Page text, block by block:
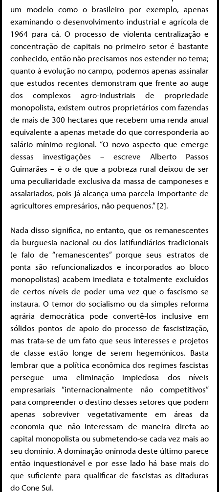
um modelo como o brasileiro por exemplo, apenas
examinando o desenvolvimento industrial e agrícola de
1964 para cá. O processo de violenta centralização e
concentração de capitais no primeiro setor é bastante
conhecido, então não precisamos nos estender no tema;
quanto à evolução no campo, podemos apenas assinalar
que estudos recentes demonstram que frente ao auge
dos complexos agro-industriais de propriedade
monopolista, existem outros proprietários com fazendas
de mais de 300 hectares que recebem uma renda anual
equivalente a apenas metade do que corresponderia ao
salário mínimo regional. “O novo aspecto que emerge
dessas investigações – escreve Alberto Passos
Guimarães – é o de que a pobreza rural deixou de ser
uma peculiaridade exclusiva da massa de camponeses e
assalariados, pois já alcança uma parcela importante de
agricultores empresários, não pequenos.” [2].
Nada disso significa, no entanto, que os remanescentes
da burguesia nacional ou dos latifundiários tradicionais
(e falo de “remanescentes” porque seus estratos de
ponta são refuncionalizados e incorporados ao bloco
monopolistas) acabem imediata e totalmente excluídos
de certos níveis de poder uma vez que o fascismo se
instaura. O temor do socialismo ou da simples reforma
agrária democrática pode convertê-los inclusive em
sólidos pontos de apoio do processo de fascistização,
mas trata-se de um fato que seus interesses e projetos
de classe estão longe de serem hegemônicos. Basta
lembrar que a política econômica dos regimes fascistas
persegue uma eliminação impiedosa dos níveis
empresariais “internacionalmente não competitivos”
para compreender o destino desses setores que podem
apenas sobreviver vegetativamente em áreas da
economia que não interessam de maneira direta ao
capital monopolista ou submetendo-se cada vez mais ao
seu domínio. A dominação onímoda deste último parece
então inquestionável e por esse lado há base mais do
que suficiente para qualificar de fascistas as ditaduras
do Cone Sul.